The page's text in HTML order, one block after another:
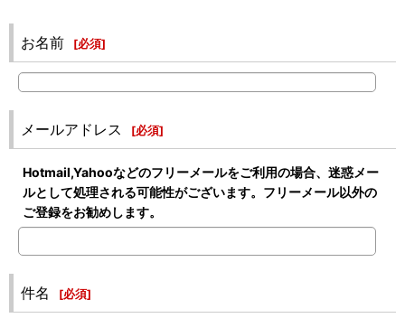
お名前 [必須]
メールアドレス [必須]
Hotmail,Yahooなどのフリーメールをご利用の場合、迷惑メー
ルとして処理される可能性がございます。フリーメール以外の
ご登録をお勧めします。
件名 [必須]